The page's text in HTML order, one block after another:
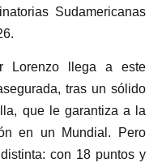
Sudamericanas
Lorenzo llega a este
tras un sólido
que le garantiza a la
en un Mundial. Pero
con 18 puntos y